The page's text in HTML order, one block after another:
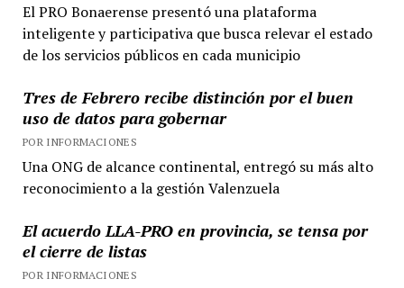
El PRO Bonaerense presentó una plataforma
inteligente y participativa que busca relevar el estado
de los servicios públicos en cada municipio
Tres de Febrero recibe distinción por el buen
uso de datos para gobernar
POR INFORMACIONES
Una ONG de alcance continental, entregó su más alto
reconocimiento a la gestión Valenzuela
El acuerdo LLA-PRO en provincia, se tensa por
el cierre de listas
POR INFORMACIONES